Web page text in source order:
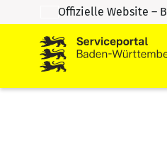
Zum Inhalt springen
Zur Suche springen
Offizielle Website –